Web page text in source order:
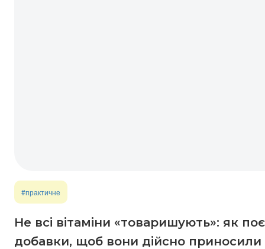
#практичне
Не всі вітаміни «товаришують»: як
добавки, щоб вони дійсно приносили